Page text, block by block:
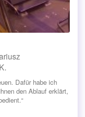
Dafür habe ich
den Ablauf erklärt,